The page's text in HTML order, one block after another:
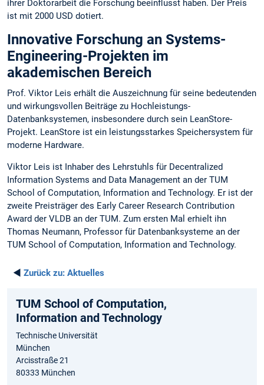
ihrer Doktorarbeit die Forschung beeinflusst haben. Der Preis
ist mit 2000 USD dotiert.
Innovative Forschung an Systems-
Engineering-Projekten im
akademischen Bereich
Prof. Viktor Leis erhält die Auszeichnung für seine bedeutenden
und wirkungsvollen Beiträge zu Hochleistungs-
Datenbanksystemen, insbesondere durch sein LeanStore-
Projekt. LeanStore ist ein leistungsstarkes Speichersystem für
moderne Hardware.
Viktor Leis ist Inhaber des Lehrstuhls für Decentralized
Information Systems and Data Management an der TUM
School of Computation, Information and Technology. Er ist der
zweite Preisträger des Early Career Research Contribution
Award der VLDB an der TUM. Zum ersten Mal erhielt ihn
Thomas Neumann, Professor für Datenbanksysteme an der
TUM School of Computation, Information and Technology.
◄ Zurück zu: Aktuelles
TUM School of Computation,
Information and Technology
Technische Universität
München
Arcisstraße 21
80333 München